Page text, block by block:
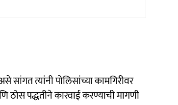
त्यांनी पोलिसांच्या कामगिरीवर
ठोस पद्धतीने कारवाई करण्याची मागणी